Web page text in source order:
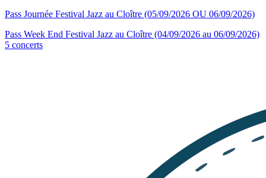
Pass Journée Festival Jazz au Cloître (05/09/2026 OU 06/09/2026)
Pass Week End Festival Jazz au Cloître (04/09/2026 au 06/09/2026)
5 concerts